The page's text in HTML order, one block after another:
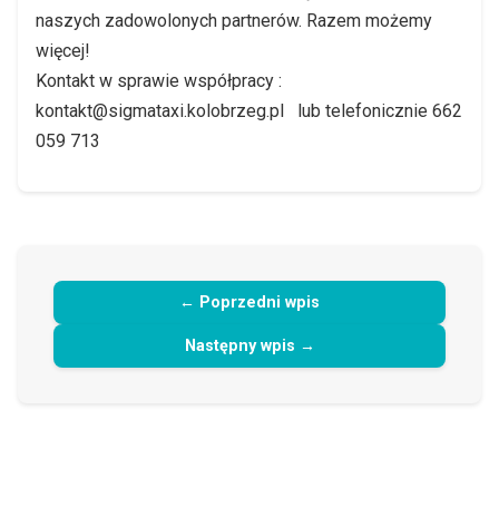
naszych zadowolonych partnerów. Razem możemy
więcej!
Kontakt w sprawie współpracy :
kontakt@sigmataxi.kolobrzeg.pl lub telefonicznie 662
059 713
← Poprzedni wpis
Następny wpis →